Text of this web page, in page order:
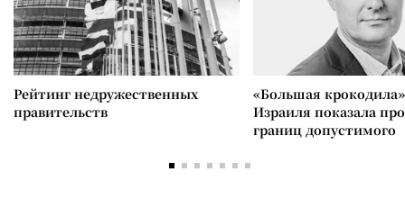
Рейтинг недружественных
правительств
«Большая
Израиля показала
границ допустимого